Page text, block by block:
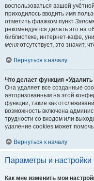
воспользоваться вашей
приходилось вводить имя
отметить флажком пункт
рекомендуется делать это на
библиотеке, интернет-кафе,
меня отсутствует, это значит,
Вернуться к началу
Что делает функция
Она удаляет все созданные
авторизованным на этой
функции, такие как
возможность включена
трудности со входом или
удаление cookies может
Вернуться к началу
Параметры и настройки
Как мне изменить мои